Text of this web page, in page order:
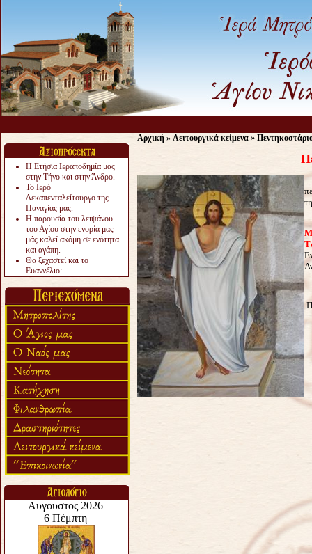
Η Ετήσια Ιεραποδημία μας
στην Τήνο και στην Άνδρο.
Το Ιερό
Δεκαπενταλείτουργο της
Παναγίας μας.
Η παρουσία του λειψάνου
του Αγίου στην ενορία μας
μάς καλεί ακόμη σε ενότητα
και αγάπη.
Θα ξεχαστεί και το
Ευαγγέλιο;
«πολύ αργά».
Ζητείται....
Αρχική » Λειτουργικά κείμενα »